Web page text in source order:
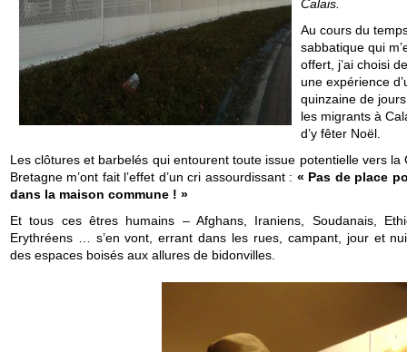
Calais.
Au cours du
sabbatique qui
offert, j’ai choisi
une expérience
quinzaine de
les migrants à
d’y fêter Noël.
Les clôtures et barbelés qui entourent toute issue potentielle vers la
Bretagne m’ont fait l’effet d’un cri assourdissant : « Pas de place
dans la maison commune ! »
Et tous ces êtres humains – Afghans, Iraniens, Soudanais,
Erythréens … s’en vont, errant dans les rues, campant, jour et
des espaces boisés aux allures de bidonvilles.